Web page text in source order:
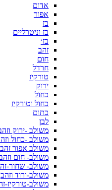
אדום
אפור
בז
בז וניטרליים
בז׳
זהב
חום
חרדל
טורקיז
ירוק
כחול
כחול וטורקיז
כתום
לבן
משולב -ירוק
משולב -כחול
משולב אפור זהב
משולב- חום
משולב- שחור-
משולב-ורוד וזהב
משולב-טורקיז-